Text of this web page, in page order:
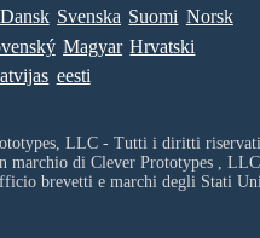
Dansk Svenska Suomi Norsk
Magyar Hrvatski
eesti
LLC - Tutti i diritti
marchio di Clever Prototypes , LLC
brevetti e marchi degli Stati